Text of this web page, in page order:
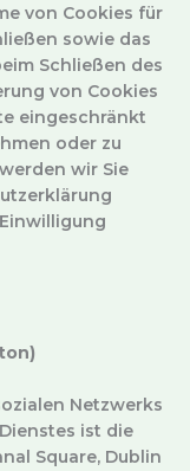
von Cookies für
sowie das
Schließen des
von Cookies
eingeschränkt
oder zu
wir Sie
Netzwerks
ist die
Square, Dublin